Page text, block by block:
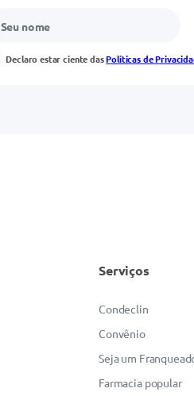
Declaro estar ciente dasPolíticas de
Serviços
Condeclin
Convênio
Seja um
Farmacia popular